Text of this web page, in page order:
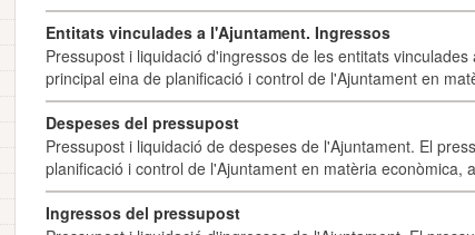
Entitats vinculades a l'Ajuntament. Ingressos
Pressupost i liquidació d'ingressos de les entitats
principal eina de planificació i control de l'Ajuntament en
Despeses del pressupost
Pressupost i liquidació de despeses de l'Ajuntament. El
planificació i control de l'Ajuntament en matèria econòmica,
Ingressos del pressupost